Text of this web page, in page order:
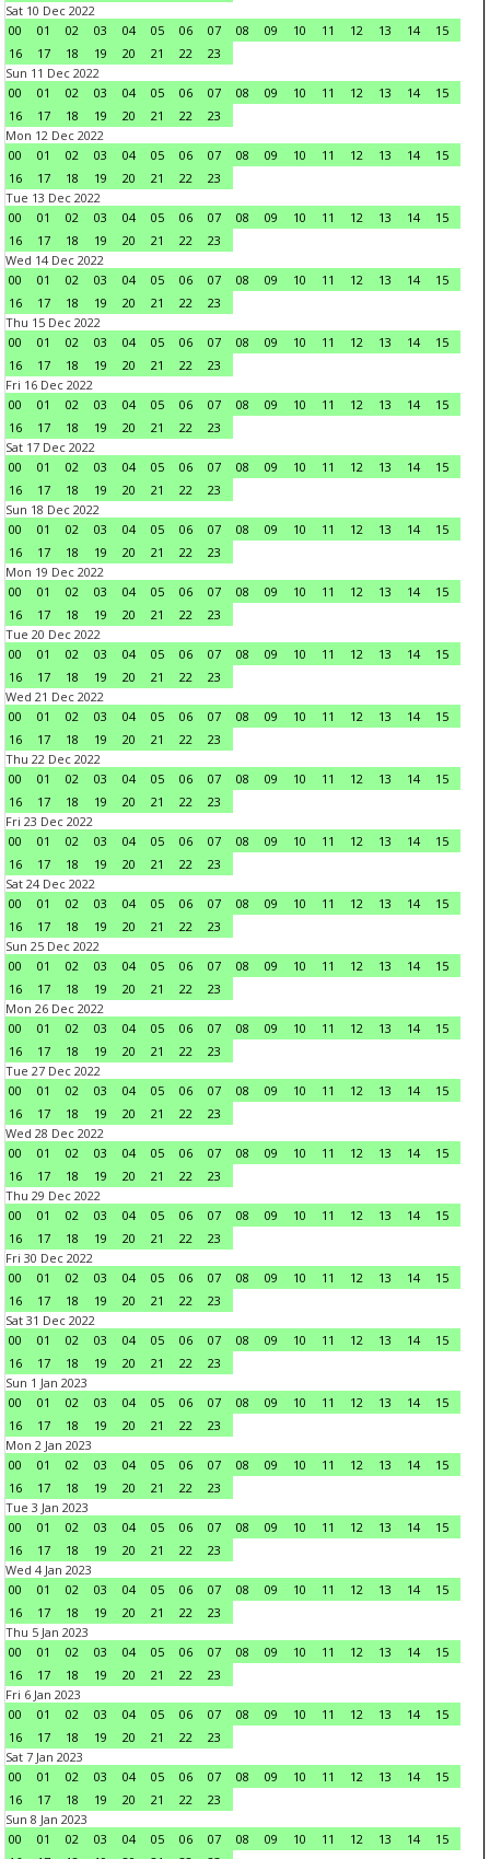
Sat 10 Dec 2022
00
01 02 03 04 05 06 07 08 09 10 11 12 13 14
15
16
17 18 19 20 21 22
23
Sun 11 Dec 2022
00
01 02 03 04 05 06 07 08 09 10 11 12 13 14
15
16
17 18 19 20 21 22
23
Mon 12 Dec 2022
00
01 02 03 04 05 06 07 08 09 10 11 12 13 14
15
16
17 18 19 20 21 22
23
Tue 13 Dec 2022
00
01 02 03 04 05 06 07 08 09 10 11 12 13 14
15
16
17 18 19 20 21 22
23
Wed 14 Dec 2022
00
01 02 03 04 05 06 07 08 09 10 11 12 13 14
15
16
17 18 19 20 21 22
23
Thu 15 Dec 2022
00
01 02 03 04 05 06 07 08 09 10 11 12 13 14
15
16
17 18 19 20 21 22
23
Fri 16 Dec 2022
00
01 02 03 04 05 06 07 08 09 10 11 12 13 14
15
16
17 18 19 20 21 22
23
Sat 17 Dec 2022
00
01 02 03 04 05 06 07 08 09 10 11 12 13 14
15
16
17 18 19 20 21 22
23
Sun 18 Dec 2022
00
01 02 03 04 05 06 07 08 09 10 11 12 13 14
15
16
17 18 19 20 21 22
23
Mon 19 Dec 2022
00
01 02 03 04 05 06 07 08 09 10 11 12 13 14
15
16
17 18 19 20 21 22
23
Tue 20 Dec 2022
00
01 02 03 04 05 06 07 08 09 10 11 12 13 14
15
16
17 18 19 20 21 22
23
Wed 21 Dec 2022
00
01 02 03 04 05 06 07 08 09 10 11 12 13 14
15
16
17 18 19 20 21 22
23
Thu 22 Dec 2022
00
01 02 03 04 05 06 07 08 09 10 11 12 13 14
15
16
17 18 19 20 21 22
23
Fri 23 Dec 2022
00
01 02 03 04 05 06 07 08 09 10 11 12 13 14
15
16
17 18 19 20 21 22
23
Sat 24 Dec 2022
00
01 02 03 04 05 06 07 08 09 10 11 12 13 14
15
16
17 18 19 20 21 22
23
Sun 25 Dec 2022
00
01 02 03 04 05 06 07 08 09 10 11 12 13 14
15
16
17 18 19 20 21 22
23
Mon 26 Dec 2022
00
01 02 03 04 05 06 07 08 09 10 11 12 13 14
15
16
17 18 19 20 21 22
23
Tue 27 Dec 2022
00
01 02 03 04 05 06 07 08 09 10 11 12 13 14
15
16
17 18 19 20 21 22
23
Wed 28 Dec 2022
00
01 02 03 04 05 06 07 08 09 10 11 12 13 14
15
16
17 18 19 20 21 22
23
Thu 29 Dec 2022
00
01 02 03 04 05 06 07 08 09 10 11 12 13 14
15
16
17 18 19 20 21 22
23
Fri 30 Dec 2022
00
01 02 03 04 05 06 07 08 09 10 11 12 13 14
15
16
17 18 19 20 21 22
23
Sat 31 Dec 2022
00
01 02 03 04 05 06 07 08 09 10 11 12 13 14
15
16
17 18 19 20 21 22
23
Sun 1 Jan 2023
00
01 02 03 04 05 06 07 08 09 10 11 12 13 14
15
16
17 18 19 20 21 22
23
Mon 2 Jan 2023
00
01 02 03 04 05 06 07 08 09 10 11 12 13 14
15
16
17 18 19 20 21 22
23
Tue 3 Jan 2023
00
01 02 03 04 05 06 07 08 09 10 11 12 13 14
15
16
17 18 19 20 21 22
23
Wed 4 Jan 2023
00
01 02 03 04 05 06 07 08 09 10 11 12 13 14
15
16
17 18 19 20 21 22
23
Thu 5 Jan 2023
00
01 02 03 04 05 06 07 08 09 10 11 12 13 14
15
16
17 18 19 20 21 22
23
Fri 6 Jan 2023
00
01 02 03 04 05 06 07 08 09 10 11 12 13 14
15
16
17 18 19 20 21 22
23
Sat 7 Jan 2023
00
01 02 03 04 05 06 07 08 09 10 11 12 13 14
15
16
17 18 19 20 21 22
23
Sun 8 Jan 2023
00
01 02 03 04 05 06 07 08 09 10 11 12 13 14
15